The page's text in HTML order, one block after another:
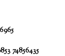
74856435